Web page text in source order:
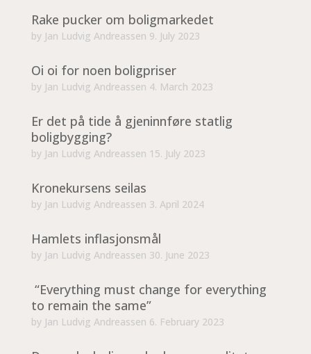
Rake pucker om boligmarkedet
by Jan Ludvig Andreassen 9. July 2023
Oi oi for noen boligpriser
by Jan Ludvig Andreassen 4. March 2023
Er det på tide å gjeninnføre statlig
boligbygging?
by Jan Ludvig Andreassen 15. July 2023
Kronekursens seilas
by Jan Ludvig Andreassen 3. April 2024
Hamlets inflasjonsmål
by Jan Ludvig Andreassen 30. June 2023
“Everything must change for everything
to remain the same”
by Jan Ludvig Andreassen 6. February 2023